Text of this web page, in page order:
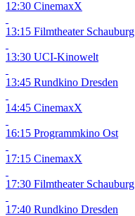
12:30 CinemaxX
13:15 Filmtheater Schauburg
13:30 UCI-Kinowelt
13:45 Rundkino Dresden
14:45 CinemaxX
16:15 Programmkino Ost
17:15 CinemaxX
17:30 Filmtheater Schauburg
17:40 Rundkino Dresden